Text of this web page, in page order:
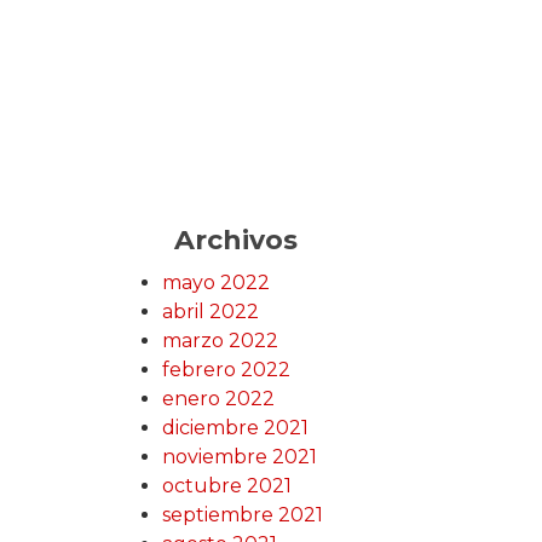
Archivos
mayo 2022
abril 2022
marzo 2022
febrero 2022
enero 2022
diciembre 2021
noviembre 2021
octubre 2021
septiembre 2021